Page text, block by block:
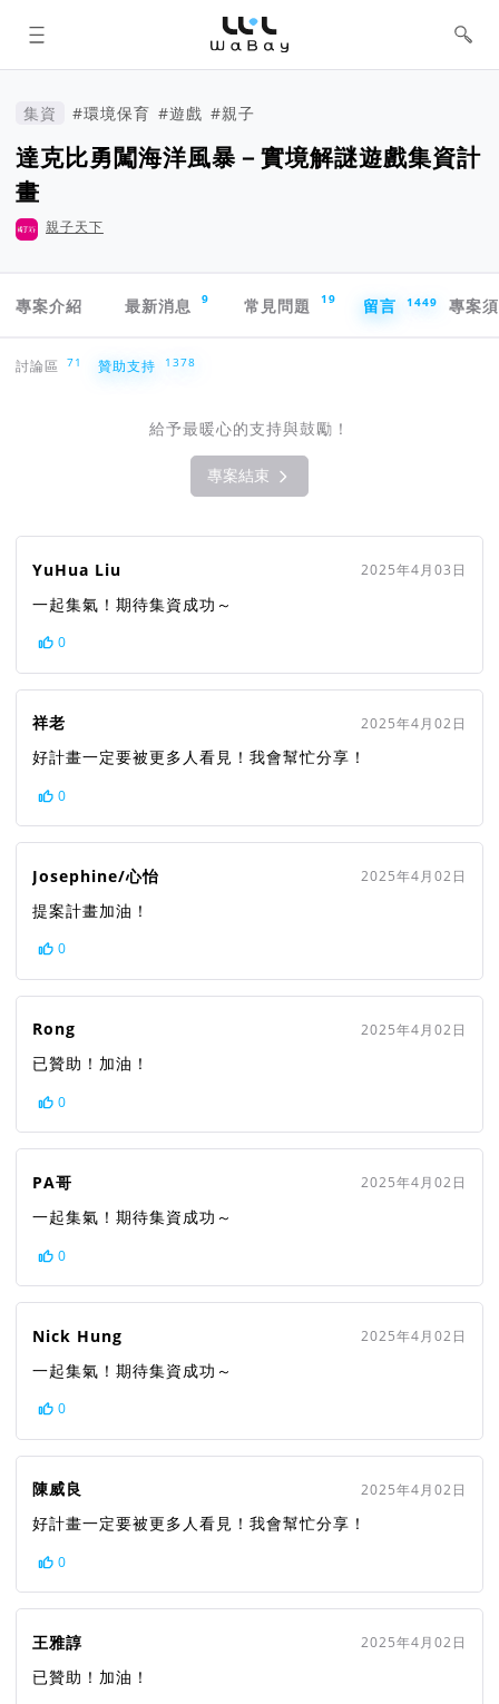
WaBay 挖貝 | 台灣最值得信賴的群眾
集資 / 群眾募資平台
集資 #環境保育 #遊戲 #親子
達克比勇闖海洋風暴－實境解謎遊戲集資計
畫
親子天下
專案介紹
最新消息 9 常見問題 19 留言 1449 專案
討論區 71 贊助支持 1378
給予最暖心的支持與鼓勵！
專案結束
YuHua Liu 2025年4月03日
一起集氣！期待集資成功～
0
祥老 2025年4月02日
好計畫一定要被更多人看見！我會幫忙分享！
0
Josephine/心怡 2025年4月02日
提案計畫加油！
0
Rong 2025年4月02日
已贊助！加油！
0
PA哥 2025年4月02日
一起集氣！期待集資成功～
0
Nick Hung 2025年4月02日
一起集氣！期待集資成功～
0
陳威良 2025年4月02日
好計畫一定要被更多人看見！我會幫忙分享！
0
王雅諄 2025年4月02日
已贊助！加油！